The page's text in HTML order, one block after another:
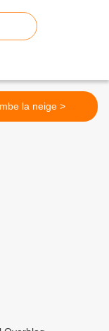
Tombe la neige >